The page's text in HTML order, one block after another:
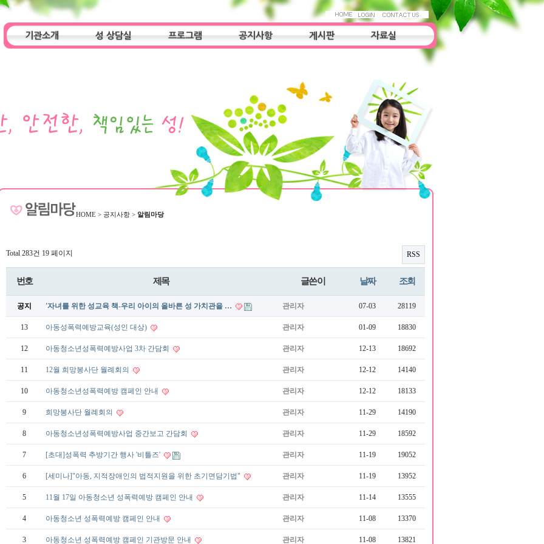
기관소개 성 상담실 프로그램 공지사항 게시판 자료실
HOME > 공지사항 > 알림마당
Total 283건 19 페이지 RSS
번호 제목 글쓴이 날짜 조회
공지 '자녀를 위한 성교육 책-우리 아이의 올바른 성 가치관을 … 관리자 07-03 28119
13 아동성폭력예방교육(성인 대상) 관리자 01-09 18830
12 아동청소년성폭력예방사업 3차 간담회 관리자 12-13 18692
11 12월 희망봉사단 월례회의 관리자 12-12 14140
10 아동청소년성폭력예방 캠페인 안내 관리자 12-12 18133
9 희망봉사단 월례회의 관리자 11-29 14190
8 아동청소년성폭력예방사업 중간보고 간담회 관리자 11-29 18592
7 [초대]성폭력 추방기간 행사 '비틀즈' 관리자 11-19 19052
6 [세미나]"아동, 지적장애인의 법적지원을 위한 초기면담기법" 관리자 11-19 13952
5 11월 17일 아동청소년 성폭력예방 캠페인 안내 관리자 11-14 13555
4 아동청소년 성폭력예방 캠페인 안내 관리자 11-08 13370
3 아동청소년 성폭력예방 캠페인 기관방문 안내 관리자 11-08 13821